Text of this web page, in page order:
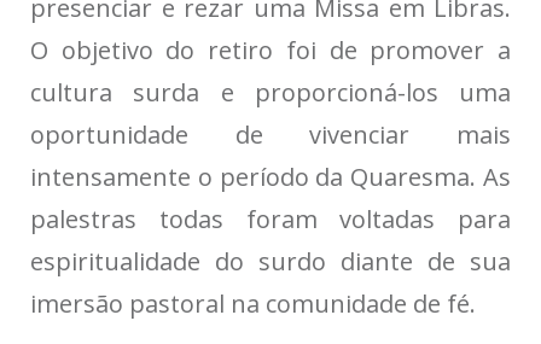
presenciar e rezar uma Missa em Libras.
O objetivo do retiro foi de promover a
cultura surda e proporcioná-los uma
oportunidade de vivenciar mais
intensamente o período da Quaresma. As
palestras todas foram voltadas para
espiritualidade do surdo diante de sua
imersão pastoral na comunidade de fé.